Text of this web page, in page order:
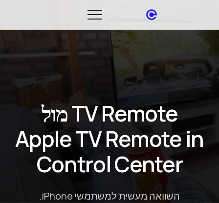
TV Remote מול
Apple TV Remote in
Control Center
השוואה מעשית למשתמשי iPhone.